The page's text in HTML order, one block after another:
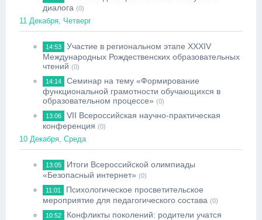
диалога (0)
11 Декабря, Четверг
14:53
Участие в региональном этапе XXXIV
Международных Рождественских образовательных
чтений (0)
14:14
Семинар на тему «Формирование
функциональной грамотности обучающихся в
образовательном процессе» (0)
13:06
VII Всероссийская научно-практическая
конференция (0)
10 Декабря, Среда
13:05
Итоги Всероссийской олимпиады
«Безопасный интернет» (0)
11:01
Психологическое просветительское
мероприятие для педагогического состава (0)
10:52
Конфликты поколений: родители учатся